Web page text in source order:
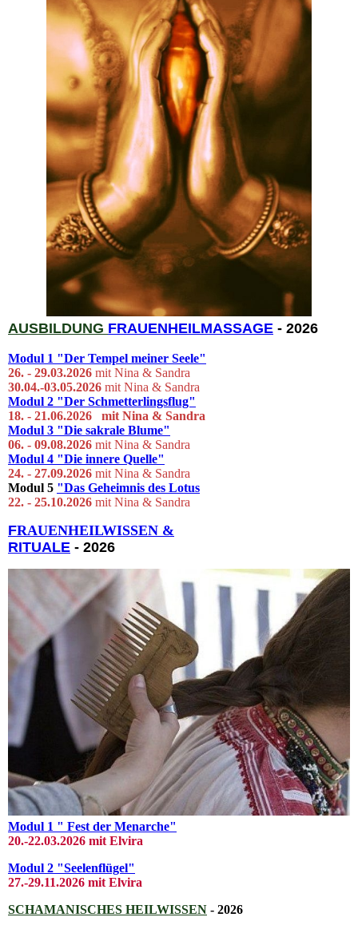
AUSBILDUNG FRAUENHEILMASSAGE - 2026
Modul 1 "Der Tempel meiner Seele"
26. - 29.03.2026 mit Nina & Sandra
30.04.-03.05.2026 mit Nina & Sandra
Modul 2 "Der Schmetterlingsflug"
18. - 21.06.2026 mit Nina & Sandra
Modul 3 "Die sakrale Blume"
06. - 09.08.2026 mit Nina & Sandra
Modul 4 "Die innere Quelle"
24. - 27.09.2026 mit Nina & Sandra
Modul 5 "Das Geheimnis des Lotus
22. - 25.10.2026 mit Nina & Sandra
FRAUENHEILWISSEN &
RITUALE - 2026
Modul 1 " Fest der Menarche"
20.-22.03.2026 mit Elvira
Modul 2 "Seelenflügel"
27.-29.11.2026 mit Elvira
SCHAMANISCHES HEILWISSEN - 2026